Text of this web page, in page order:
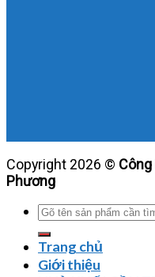
Copyright 2026 ©
Phương
Tìm
Trang chủ
Giới thiệu